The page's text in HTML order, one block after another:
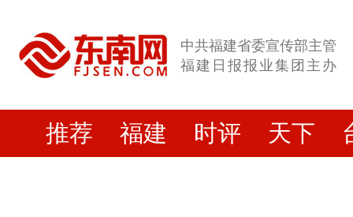
中共福建省委宣传部主管
福建日报报业集团主办
推荐 福建 时评 天下